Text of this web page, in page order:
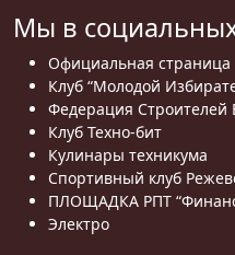
Мы в
Официальная страница
Клуб “Молодой
Федерация Строителей
Клуб Техно-бит
Кулинары техникума
Спортивный клуб
ПЛОЩАДКА РПТ
Электро